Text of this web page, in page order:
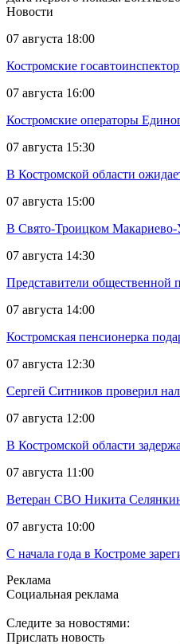
Новости
07 августа 18:00
Костромские
07 августа 16:00
Костромские операторы
07 августа 15:30
В Костромской области
07 августа 15:00
В Свято-Троицком Макариево-
07 августа 14:30
Представители общественной
07 августа 14:00
Костромская пенсионерка
07 августа 12:30
Сергей Ситников проверил
07 августа 12:00
В Костромской области
07 августа 11:00
Ветеран СВО Никита
07 августа 10:00
С начала года в Костроме
Реклама
Социальная реклама
Следите за новостями:
Прислать новость